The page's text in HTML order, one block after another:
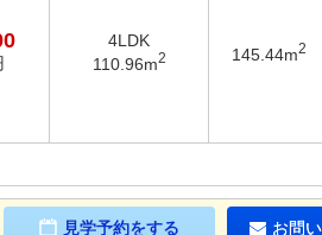
4LDK
110.96m2 145.44m2
見学予約をする お問